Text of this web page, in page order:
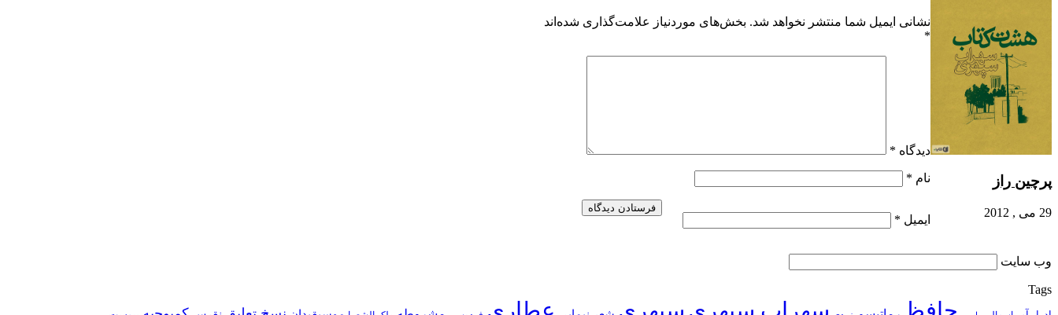
پرچین راز
29 می , 2012
نشانی ایمیل شما منتشر نخواهد شد. بخش‌های موردنیاز علامت‌گذاری شده‌اند
*
دیدگاه *
نام *
ایمیل *
وب‌ سایت
Tags